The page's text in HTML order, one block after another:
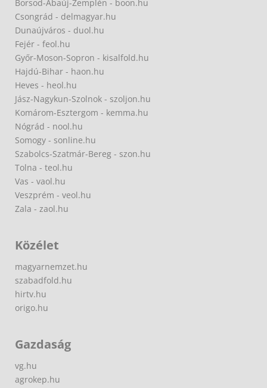
Borsod-Abaúj-Zemplén - boon.hu
Csongrád - delmagyar.hu
Dunaújváros - duol.hu
Fejér - feol.hu
Győr-Moson-Sopron - kisalfold.hu
Hajdú-Bihar - haon.hu
Heves - heol.hu
Jász-Nagykun-Szolnok - szoljon.hu
Komárom-Esztergom - kemma.hu
Nógrád - nool.hu
Somogy - sonline.hu
Szabolcs-Szatmár-Bereg - szon.hu
Tolna - teol.hu
Vas - vaol.hu
Veszprém - veol.hu
Zala - zaol.hu
Közélet
magyarnemzet.hu
szabadfold.hu
hirtv.hu
origo.hu
Gazdaság
vg.hu
agrokep.hu